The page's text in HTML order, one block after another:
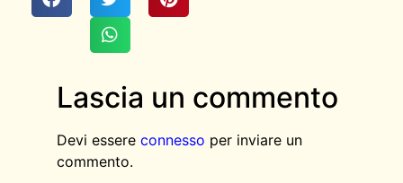
Lascia un commento
Devi essere connesso per inviare un
commento.